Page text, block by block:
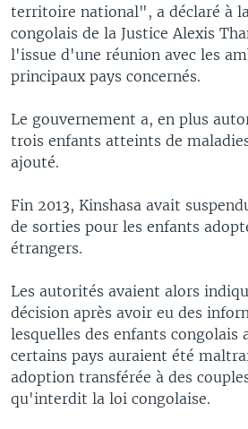
territoire national", a déclaré à
congolais de la Justice Alexis
l'issue d'une réunion avec les
principaux pays concernés.
Le gouvernement a, en plus
trois enfants atteints de
ajouté.
Fin 2013, Kinshasa avait
de sorties pour les enfants
étrangers.
Les autorités avaient alors
décision après avoir eu des
lesquelles des enfants congolais
certains pays auraient été
adoption transférée à des
qu'interdit la loi congolaise.